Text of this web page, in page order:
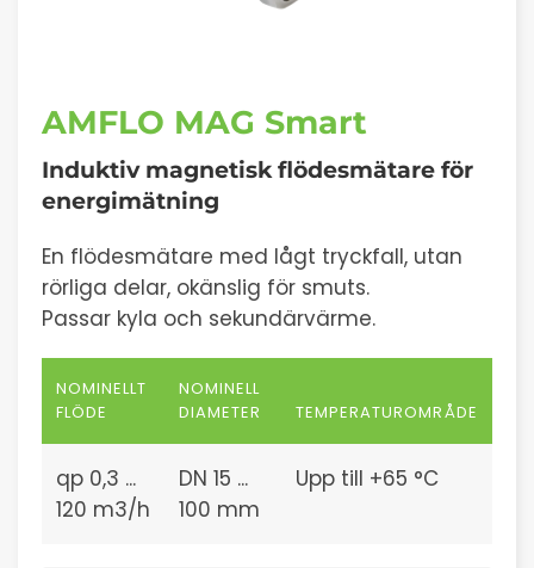
AMFLO MAG Smart
Induktiv magnetisk flödesmätare för
energimätning
En flödesmätare med lågt tryckfall, utan
rörliga delar, okänslig för smuts.
Passar kyla och sekundärvärme.
NOMINELLT
FLÖDE
NOMINELL
DIAMETER
TEMPERATUROMRÅDE
qp 0,3 ...
120 m3/h
DN 15 ...
100 mm
Upp till +65 °C